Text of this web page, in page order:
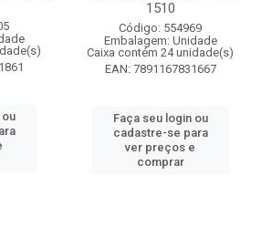
1510
Código: 554969
Embalagem: Unidade
Caixa contém 24 unidade(s)
EAN: 7891167831667
Faça seu login ou
cadastre-se para
ver preços e
comprar